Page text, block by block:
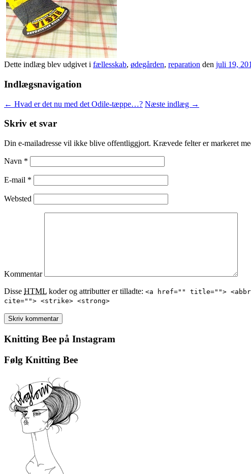
Dette indlæg blev udgivet i fællesskab, ødegården, reparation den juli 19,
Indlægsnavigation
← Hvad er det nu med det Odile-tæppe…? Næste indlæg →
Skriv et svar
Din e-mailadresse vil ikke blive offentliggjort. Krævede felter er markeret
Navn *
E-mail *
Websted
Kommentar
Disse HTML koder og attributter er tilladte: <a href="" title=""> <abbr
cite=""> <strike> <strong>
Knitting Bee på Instagram
Følg Knitting Bee